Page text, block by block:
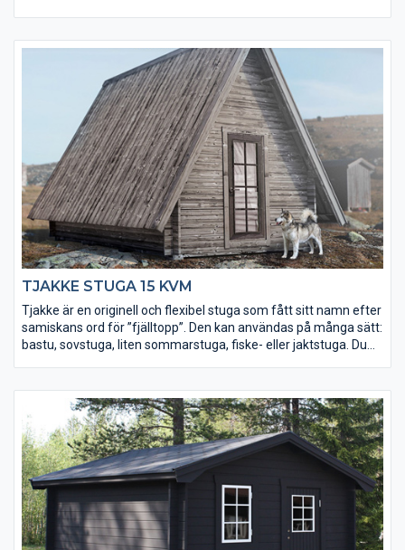
• Robusta takåsar (45×145 mm) för extra bärighet
• Levereras med isolerad dörr med fönsterglas
• Fler fönster och extra timmervarv kan köpas till
TJAKKE STUGA 15 KVM
Tjakke är en originell och flexibel stuga som fått sitt namn efter
samiskans ord för ”fjälltopp”. Den kan användas på många sätt:
bastu, sovstuga, liten sommarstuga, fiske- eller jaktstuga. Du
hög nog för ett loft, så att du trots en mindre golvyta rymmer
mycket.